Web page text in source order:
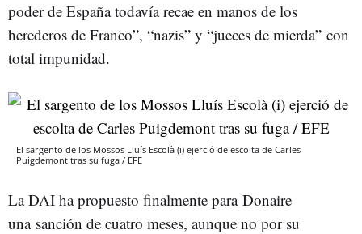
poder de España todavía recae en manos de los
herederos de Franco”, “nazis” y “jueces de mierda” con
total impunidad.
El sargento de los Mossos Lluís Escolà (i) ejerció de escolta de Carles
Puigdemont tras su fuga / EFE
La DAI ha propuesto finalmente para Donaire
una sanción de cuatro meses, aunque no por su